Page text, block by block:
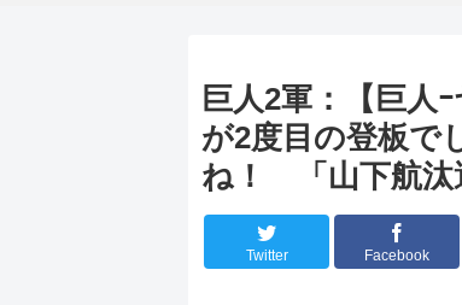
巨人2軍：【巨人
が2度目の登板で
ね！ 「山下航汰
Twitter Facebook